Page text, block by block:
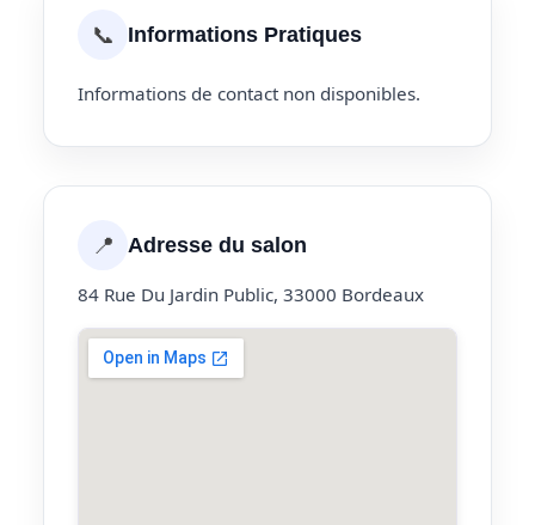
📞 Informations Pratiques
Informations de contact non disponibles.
📍 Adresse du salon
84 Rue Du Jardin Public, 33000 Bordeaux